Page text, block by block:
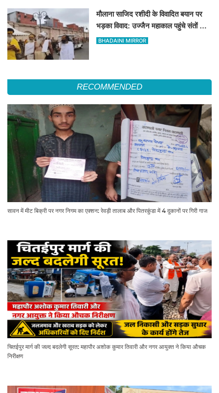
मौलाना साजिद रशीदी के विवादित बयान पर
भड़का विवाद: उज्जैन महाकाल पहुंचे संतों और
कांवड़ियों ने जताया कड़ा विरोध
BHADAINI MIRROR
RECOMMENDED
सावन में मीट बिक्री पर नगर निगम का एक्शन: रेवड़ी तालाब और पितरकुंडा में 4 दुकानों पर गिरी गाज
चितईपुर मार्ग की जल्द बदलेगी सूरत: महापौर अशोक कुमार तिवारी और नगर आयुक्त ने किया औचक
निरीक्षण